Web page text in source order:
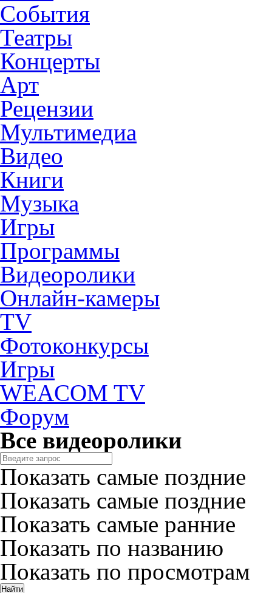
События
Театры
Концерты
Арт
Рецензии
Мультимедиа
Видео
Книги
Музыка
Игры
Программы
Видеоролики
Онлайн-камеры
TV
Фотоконкурсы
Игры
WEACOM TV
Форум
Все видеоролики
Показать самые поздние
Показать самые поздние
Показать самые ранние
Показать по названию
Показать по просмотрам